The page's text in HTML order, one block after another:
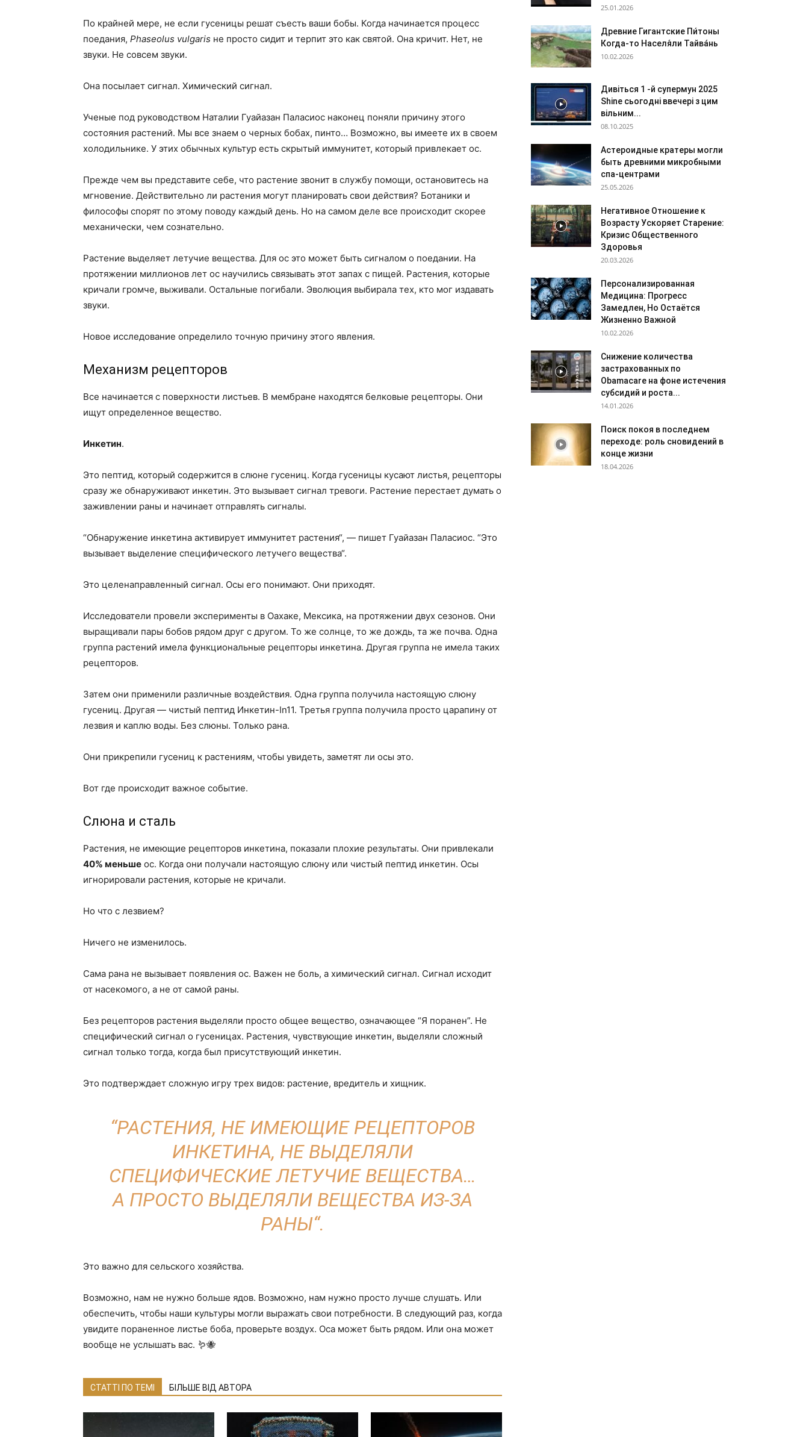
По крайней мере, не если гусеницы решат съесть ваши бобы. Когда начинается процесс
поедания, Phaseolus vulgaris не просто сидит и терпит это как святой. Она кричит. Нет, не
звуки. Не совсем звуки.
Она посылает сигнал. Химический сигнал.
Ученые под руководством Наталии Гуайазан Паласиос наконец поняли причину этого
состояния растений. Мы все знаем о черных бобах, пинто… Возможно, вы имеете их в своем
холодильнике. У этих обычных культур есть скрытый иммунитет, который привлекает ос.
Прежде чем вы представите себе, что растение звонит в службу помощи, остановитесь на
мгновение. Действительно ли растения могут планировать свои действия? Ботаники и
философы спорят по этому поводу каждый день. Но на самом деле все происходит скорее
механически, чем сознательно.
Растение выделяет летучие вещества. Для ос это может быть сигналом о поедании. На
протяжении миллионов лет ос научились связывать этот запах с пищей. Растения, которые
кричали громче, выживали. Остальные погибали. Эволюция выбирала тех, кто мог издавать
звуки.
Новое исследование определило точную причину этого явления.
Механизм рецепторов
Все начинается с поверхности листьев. В мембране находятся белковые рецепторы. Они
ищут определенное вещество.
Инкетин.
Это пептид, который содержится в слюне гусениц. Когда гусеницы кусают листья, рецепторы
сразу же обнаруживают инкетин. Это вызывает сигнал тревоги. Растение перестает думать о
заживлении раны и начинает отправлять сигналы.
“Обнаружение инкетина активирует иммунитет растения“, — пишет Гуайазан Паласиос. “Это
вызывает выделение специфического летучего вещества“.
Это целенаправленный сигнал. Осы его понимают. Они приходят.
Исследователи провели эксперименты в Оахаке, Мексика, на протяжении двух сезонов. Они
выращивали пары бобов рядом друг с другом. То же солнце, то же дождь, та же почва. Одна
группа растений имела функциональные рецепторы инкетина. Другая группа не имела таких
рецепторов.
Затем они применили различные воздействия. Одна группа получила настоящую слюну
гусениц. Другая — чистый пептид Инкетин-In11. Третья группа получила просто царапину от
лезвия и каплю воды. Без слюны. Только рана.
Они прикрепили гусениц к растениям, чтобы увидеть, заметят ли осы это.
Вот где происходит важное событие.
Слюна и сталь
Растения, не имеющие рецепторов инкетина, показали плохие результаты. Они привлекали
40% меньше ос. Когда они получали настоящую слюну или чистый пептид инкетин. Осы
игнорировали растения, которые не кричали.
Но что с лезвием?
Ничего не изменилось.
Сама рана не вызывает появления ос. Важен не боль, а химический сигнал. Сигнал исходит
от насекомого, а не от самой раны.
Без рецепторов растения выделяли просто общее вещество, означающее “Я поранен”. Не
специфический сигнал о гусеницах. Растения, чувствующие инкетин, выделяли сложный
сигнал только тогда, когда был присутствующий инкетин.
Это подтверждает сложную игру трех видов: растение, вредитель и хищник.
“РАСТЕНИЯ, НЕ ИМЕЮЩИЕ РЕЦЕПТОРОВ
ИНКЕТИНА, НЕ ВЫДЕЛЯЛИ
СПЕЦИФИЧЕСКИЕ ЛЕТУЧИЕ ВЕЩЕСТВА…
А ПРОСТО ВЫДЕЛЯЛИ ВЕЩЕСТВА ИЗ-ЗА
РАНЫ“.
Это важно для сельского хозяйства.
Возможно, нам не нужно больше ядов. Возможно, нам нужно просто лучше слушать. Или
обеспечить, чтобы наши культуры могли выражать свои потребности. В следующий раз, когда
увидите пораненное листье боба, проверьте воздух. Оса может быть рядом. Или она может
вообще не услышать вас. 🪱🐝
СТАТТІ ПО ТЕМІ БІЛЬШЕ ВІД АВТОРА
25.01.2026
Древние Гигантские Пи́тоны
Когда-то Населя́ли Тайва́нь
10.02.2026
Дивіться 1 -й супермун 2025
Shine сьогодні ввечері з цим
вільним...
08.10.2025
Астероидные кратеры могли
быть древними микробными
спа-центрами
25.05.2026
Негативное Отношение к
Возрасту Ускоряет Старение:
Кризис Общественного
Здоровья
20.03.2026
Персонализированная
Медицина: Прогресс
Замедлен, Но Остаётся
Жизненно Важной
10.02.2026
Снижение количества
застрахованных по
Obamacare на фоне истечения
субсидий и роста...
14.01.2026
Поиск покоя в последнем
переходе: роль сновидений в
конце жизни
18.04.2026